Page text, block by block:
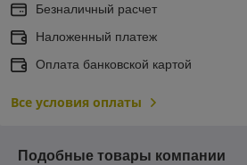
Безналичный расчет
Наложенный платеж
Оплата банковской картой
Все условия оплаты
Подобные товары компании